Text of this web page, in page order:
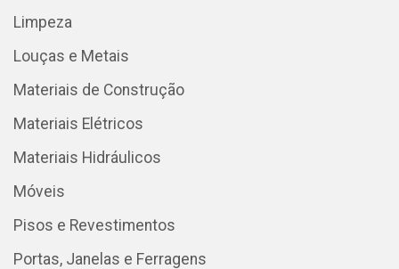
Limpeza
Louças e Metais
Materiais de Construção
Materiais Elétricos
Materiais Hidráulicos
Móveis
Pisos e Revestimentos
Portas, Janelas e Ferragens